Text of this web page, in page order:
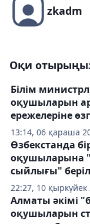
zkadm
Оқи
13:14, 06 қараша
Білім
оқушыларын
ережелеріне
22:27, 10 қыркүйек
Өзбекстанда
оқушыларына
сыйлығы"
Алматы әкімі
оқушыларын